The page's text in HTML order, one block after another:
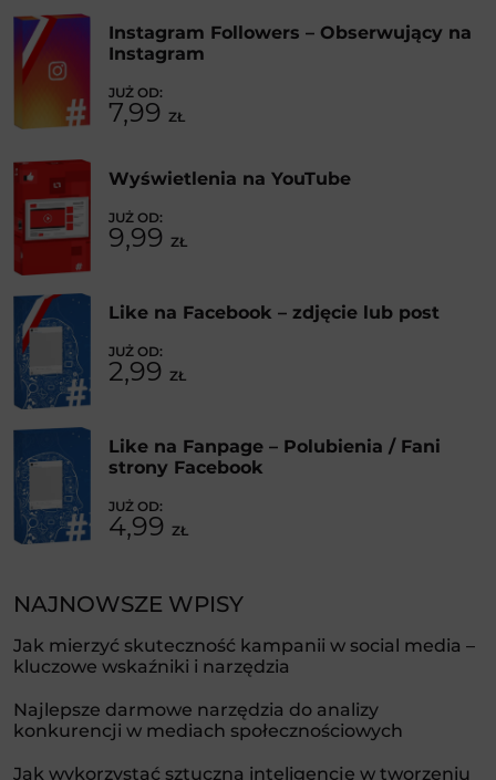
Instagram Followers – Obserwujący na
Instagram
7,99 ZŁ
Wyświetlenia na YouTube
9,99 ZŁ
Like na Facebook – zdjęcie lub post
2,99 ZŁ
Like na Fanpage – Polubienia / Fani
strony Facebook
4,99 ZŁ
NAJNOWSZE WPISY
Jak mierzyć skuteczność kampanii w social media –
kluczowe wskaźniki i narzędzia
Najlepsze darmowe narzędzia do analizy
konkurencji w mediach społecznościowych
Jak wykorzystać sztuczną inteligencję w tworzeniu